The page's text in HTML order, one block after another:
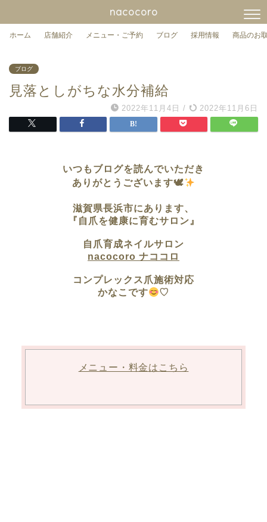
nacocoro
ホーム 店舗紹介 メニュー・ご予約 ブログ 採用情報 商品のお
ブログ
見落としがちな水分補給
2022年11月4日 / 2022年11月6日
いつもブログを読んでいただき
ありがとうございます🕊
滋賀県長浜市にあります、
『自爪を健康に育むサロン』
自爪育成ネイルサロン
nacocoro ナココロ
コンプレックス爪施術対応
かなこです
♡
メニュー・料金はこちら